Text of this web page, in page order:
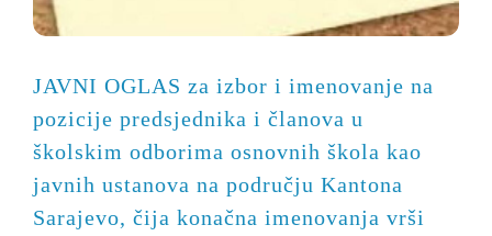
JAVNI OGLAS za izbor i imenovanje na
pozicije predsjednika i članova u
školskim odborima osnovnih škola kao
javnih ustanova na području Kantona
Sarajevo, čija konačna imenovanja vrši